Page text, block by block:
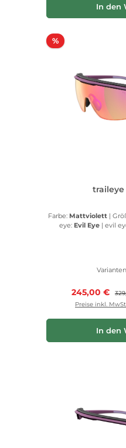
In den
%Rabatt
traileye
Farbe: Mattviolett |
eye: Evil Eye | evil
245,00 €
Preise inkl.
In den